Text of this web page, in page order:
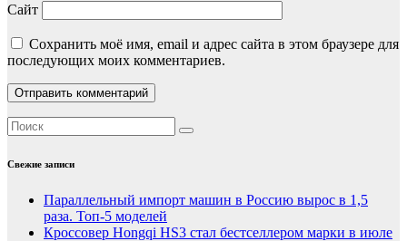
Сайт
Сохранить моё имя, email и адрес сайта в этом браузере для
последующих моих комментариев.
Свежие записи
Параллельный импорт машин в Россию вырос в 1,5
раза. Топ-5 моделей
Кроссовер Hongqi HS3 стал бестселлером марки в июле